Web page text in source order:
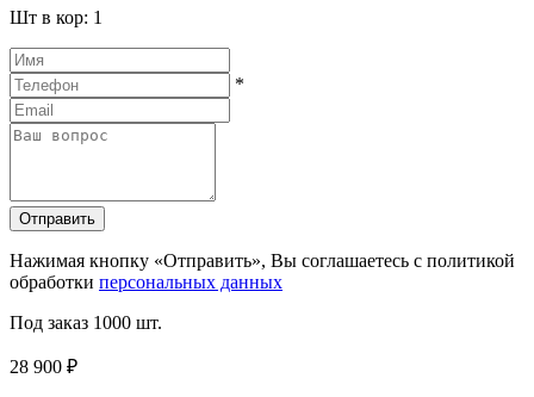
Шт в кор: 1
*
Отправить
Нажимая кнопку «Отправить», Вы соглашаетесь с политикой
обработки персональных данных
Под заказ 1000 шт.
28 900 ₽